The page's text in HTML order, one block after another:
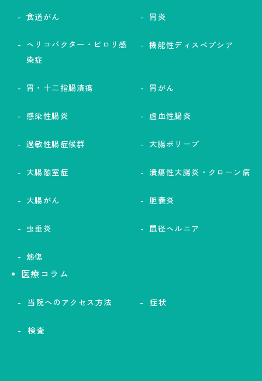
食道がん 胃炎
ヘリコバクター・ピロリ感
染症
機能性ディスペプシア
胃・十二指腸潰瘍 胃がん
感染性腸炎 虚血性腸炎
過敏性腸症候群 大腸ポリープ
大腸憩室症 潰瘍性大腸炎・クローン病
大腸がん 胆嚢炎
虫垂炎 鼠径ヘルニア
熱傷
医療コラム
当院へのアクセス方法 症状
検査